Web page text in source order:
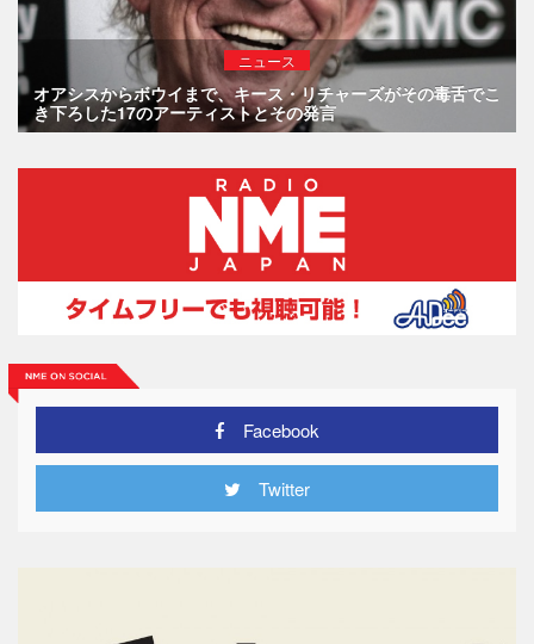
ニュース
オアシスからボウイまで、キース・リチャーズがその毒舌でこ
き下ろした17のアーティストとその発言
Facebook
Twitter